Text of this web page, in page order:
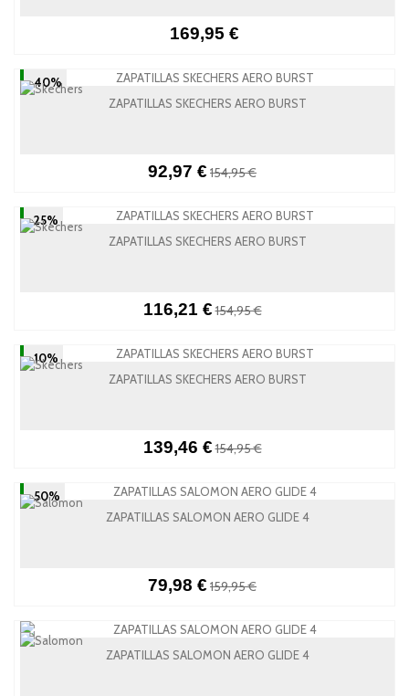
169,95 €
-40%
ZAPATILLAS SKECHERS AERO BURST
92,97 € 154,95 €
-25%
ZAPATILLAS SKECHERS AERO BURST
116,21 €154,95 €
-10%
ZAPATILLAS SKECHERS AERO BURST
139,46 €154,95 €
-50%
ZAPATILLAS SALOMON AERO GLIDE 4
79,98 € 159,95 €
ZAPATILLAS SALOMON AERO GLIDE 4